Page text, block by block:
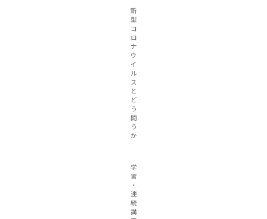
新
型
コ
ロ
ナ
ウ
イ
ル
ス
と
ど
う
闘
う
か
学
習
・
連
続
講